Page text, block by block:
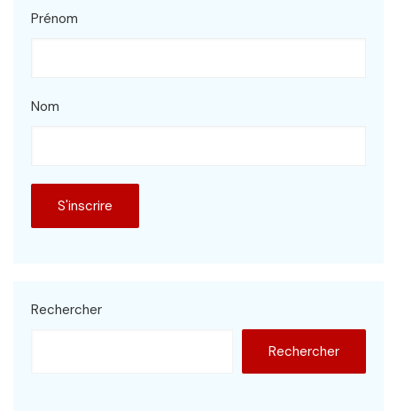
Prénom
Nom
Rechercher
Rechercher